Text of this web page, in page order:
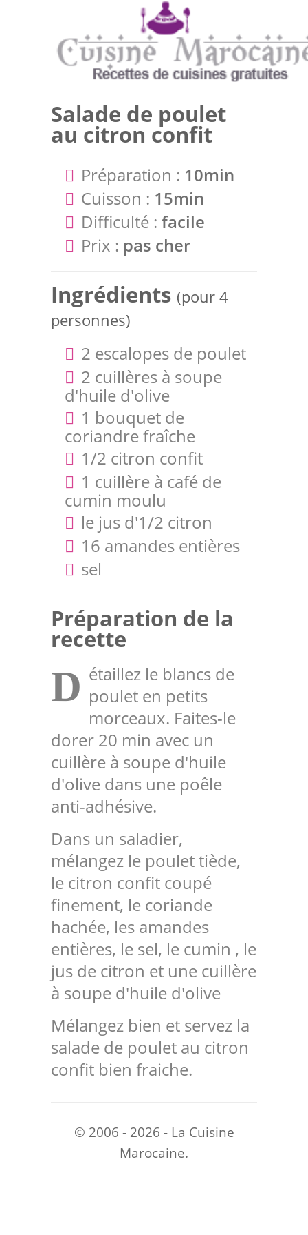
Salade de poulet
au citron confit
Préparation : 10min
Cuisson : 15min
Difficulté : facile
Prix : pas cher
Ingrédients (pour 4
personnes)
2 escalopes de poulet
2 cuillères à soupe
d'huile d'olive
1 bouquet de
coriandre fraîche
1/2 citron confit
1 cuillère à café de
cumin moulu
le jus d'1/2 citron
16 amandes entières
sel
Préparation de la
recette
D étaillez le blancs de
poulet en petits
morceaux. Faites-le
dorer 20 min avec un
cuillère à soupe d'huile
d'olive dans une poêle
anti-adhésive.
Dans un saladier,
mélangez le poulet tiède,
le citron confit coupé
finement, le coriande
hachée, les amandes
entières, le sel, le cumin , le
jus de citron et une cuillère
à soupe d'huile d'olive
Mélangez bien et servez la
salade de poulet au citron
confit bien fraiche.
© 2006 - 2026 - La Cuisine
Marocaine.